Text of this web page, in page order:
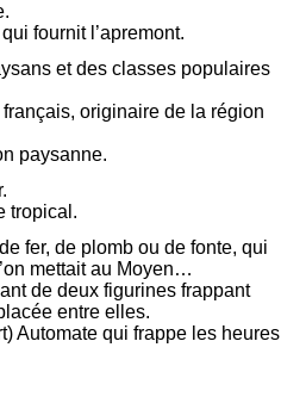
fournit l’apremont.
et des classes populaires
originaire de la région
paysanne.
tropical.
fer, de plomb ou de fonte, qui
mettait au Moyen…
de deux figurines frappant
entre elles.
Automate qui frappe les heures